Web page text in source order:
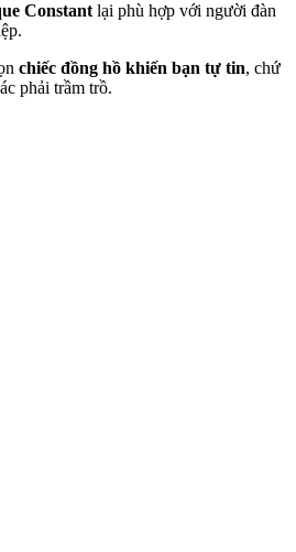
Constant lại phù hợp với người đàn
chiếc đồng hồ khiến bạn tự tin, chứ
phải trầm trồ.